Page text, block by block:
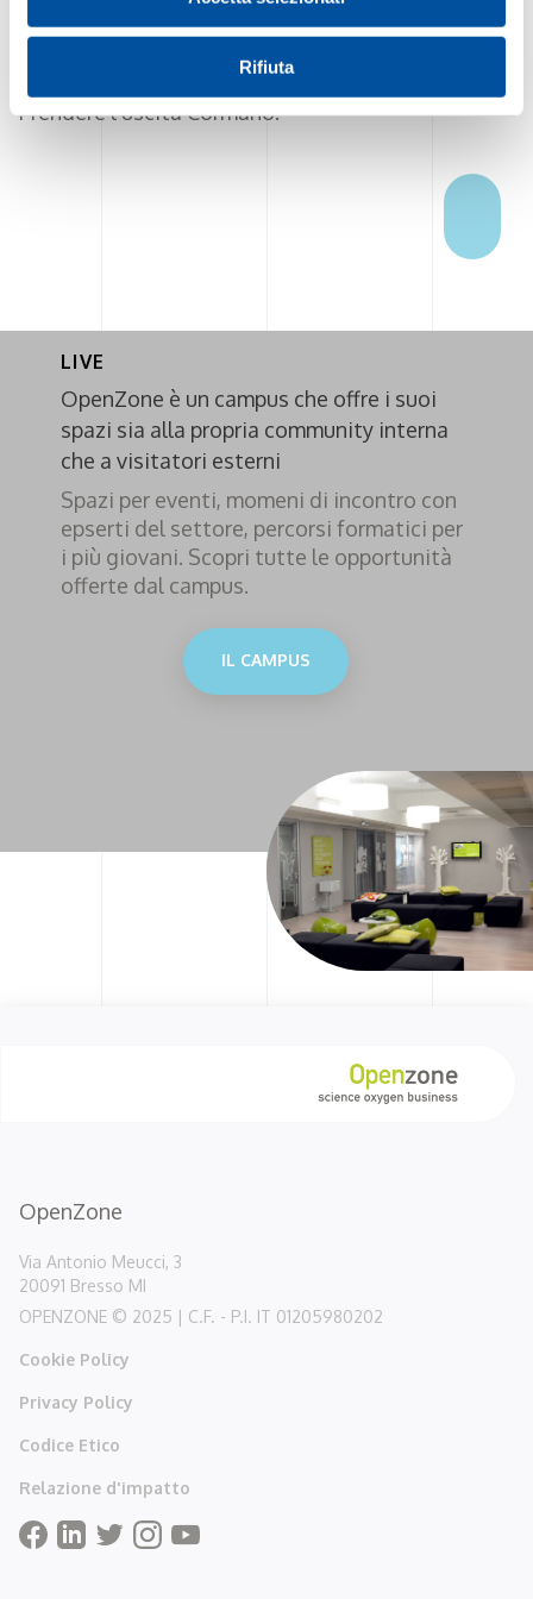
Rifiuta
prendere SS671 a Bergamo da SP116 e Via
Aeroporto, seeguire A4/E64 in direzione di Via
Prendere l'uscita Cormano.
LIVE
OpenZone è un campus che offre i suoi
spazi sia alla propria community interna
che a visitatori esterni
Spazi per eventi, momeni di incontro con
epserti del settore, percorsi formatici per
i più giovani. Scopri tutte le opportunità
offerte dal campus.
IL CAMPUS
OpenZone
Via Antonio Meucci, 3
20091 Bresso MI
OPENZONE © 2025 | C.F. - P.I. IT 01205980202
Cookie Policy
Privacy Policy
Codice Etico
Relazione d'impatto